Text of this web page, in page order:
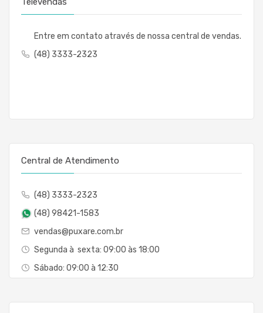
Entre em contato através de nossa central de vendas.
(48) 3333-2323
Central de Atendimento
(48) 3333-2323
(48) 98421-1583
vendas@puxare.com.br
Segunda à sexta: 09:00 às 18:00
Sábado: 09:00 à 12:30